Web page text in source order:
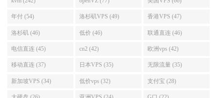
年付 (54) 洛杉矶VPS (49) 香港VPS (47)
洛杉矶 (46) 低价 (46) 联通直连 (46)
电信直连 (45) cn2 (42) 欧洲vps (42)
移动直连 (37) 日本VPS (35) 无限流量 (35)
新加坡VPS (34) 低价vps (32) 支付宝 (28)